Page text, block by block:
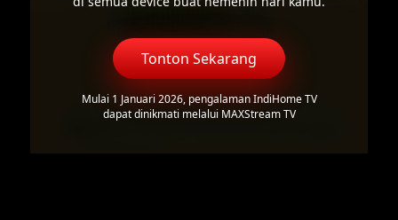
Tonton Sekarang
Mulai 1 Januari 2026, pengalaman IndiHome TV
dapat dinikmati melalui MAXStream TV